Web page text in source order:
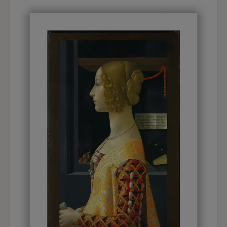
Akerselven, el río que suministraba energía
Casi con toda seguridad la casa que se ve en el
cuadro estaba situada en la orilla septentrional
del Maridalsvannet, pero años más tarde fue
destruida. Se conservan cuadros y dibujos
firmados de esta zona hechos ese mismo verano.
Como no dice nada en sentido contrario en sus
diarios, cabe pensar que el joven artista
emprendiera a solas aquellas excursiones,
cargando con la comida y todo el material
necesario para trabajar y caminando durante las
tres horas que separaban su casa del lugar que